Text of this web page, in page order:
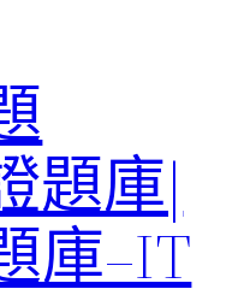
題庫|
庫–IT